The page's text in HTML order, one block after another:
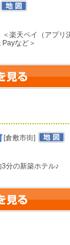
楽天ペイ（アプリ
など＞
[倉敷市街]
分の新築ホテル♪